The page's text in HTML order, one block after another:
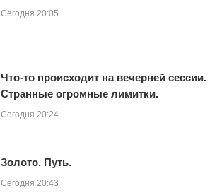
Сегодня 20:05
Что-то происходит на вечерней сессии.
Странные огромные лимитки.
Сегодня 20:24
Золото. Путь.
Сегодня 20:43